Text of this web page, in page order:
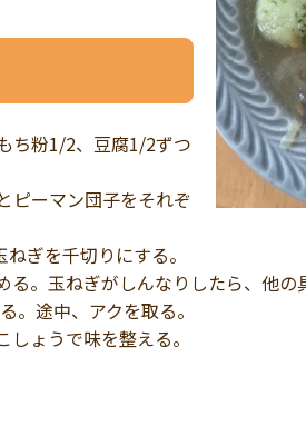
ち粉1/2、豆腐1/2ずつ
ーマン団子をそれぞ
ぎを千切りにする。
玉ねぎがしんなりしたら、他の
途中、アクを取る。
ょうで味を整える。